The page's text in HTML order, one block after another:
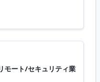
開発環境 - Flutter,
- Firebase,
モート/セキュリティ業